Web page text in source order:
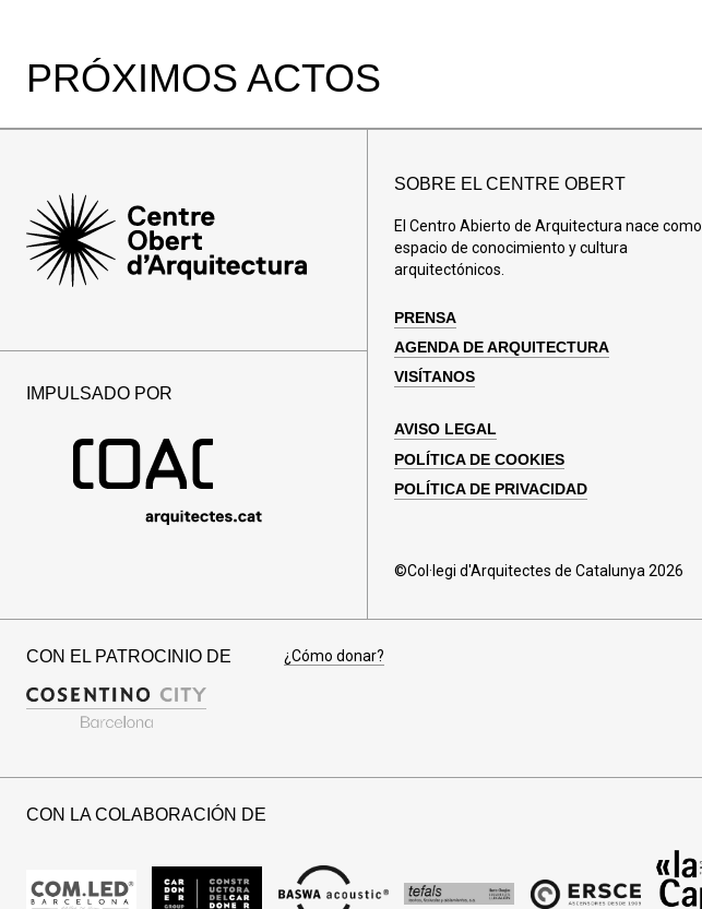
PRÓXIMOS ACTOS
IMPULSADO POR
SOBRE EL CENTRE OBERT
El Centro Abierto de Arquitectura nace como
espacio de conocimiento y cultura
arquitectónicos.
PRENSA
AGENDA DE ARQUITECTURA
VISÍTANOS
AVISO LEGAL
POLÍTICA DE COOKIES
POLÍTICA DE PRIVACIDAD
©Col·legi d'Arquitectes de Catalunya 2026
CON EL PATROCINIO DE ¿Cómo donar?
CON LA COLABORACIÓN DE